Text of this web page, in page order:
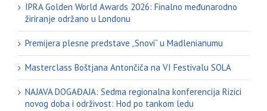
IPRA Golden World Awards 2026: Finalno međunarodno
žiriranje održano u Londonu
Premijera plesne predstave „Snovi“ u Madlenianumu
Masterclass Boštjana Antončiča na VI Festivalu SOLA
NAJAVA DOGAĐAJA: Sedma regionalna konferencija Rizici
novog doba i održivost: Hod po tankom ledu